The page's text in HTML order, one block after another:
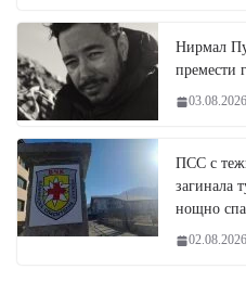
Нирмал
премести
03.08.2026
ПСС с
загинала
нощно
02.08.2026